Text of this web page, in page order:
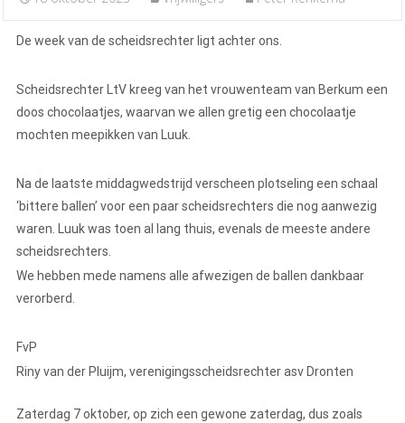
De week van de scheidsrechter ligt achter ons.
Scheidsrechter LtV kreeg van het vrouwenteam van Berkum een
doos chocolaatjes, waarvan we allen gretig een chocolaatje
mochten meepikken van Luuk.
Na de laatste middagwedstrijd verscheen plotseling een schaal
‘bittere ballen’ voor een paar scheidsrechters die nog aanwezig
waren. Luuk was toen al lang thuis, evenals de meeste andere
scheidsrechters.
We hebben mede namens alle afwezigen de ballen dankbaar
verorberd.
FvP
Riny van der Pluijm, verenigingsscheidsrechter asv Dronten
Zaterdag 7 oktober, op zich een gewone zaterdag, dus zoals